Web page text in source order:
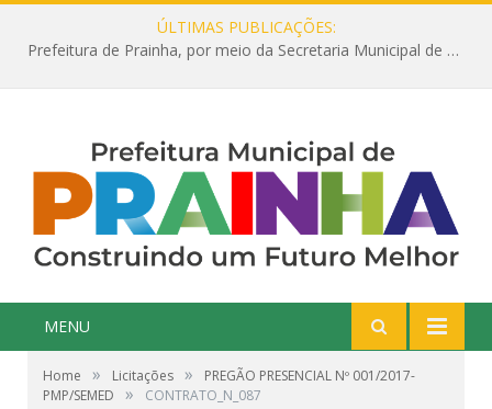
ÚLTIMAS PUBLICAÇÕES:
Prefeitura de Prainha, por meio da Secretaria Municipal de Educação, abre 354 vagas na área da Educação para 2025 com processo seletivo simplificado
MENU
Home » Licitações »
PREGÃO PRESENCIAL Nº 001/2017-
PMP/SEMED
» CONTRATO_N_087